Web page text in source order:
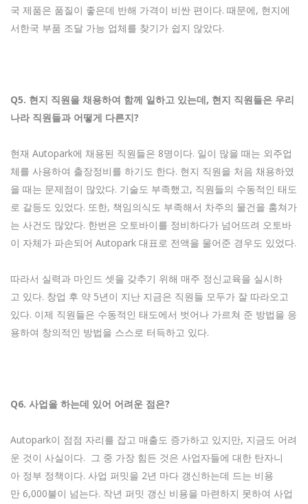
국 제품은 품질이 좋은데 반해 가격이 비싼 편이다. 때문에, 현지에
서한국 부품 조달 가능 업체를 찾기가 쉽지 않았다.
Q5. 현지 직원을 채용하여 함께 일하고 있는데, 현지 직원들은 우리
나라 직원들과 어떻게 다른지?
현재 Autopark에 채용된 직원들은 8명이다. 일이 많을 때는 외주업
체를 사용하여 출장정비를 하기도 한다. 현지 직원을 처음 채용하였
을 때는 문제점이 많았다. 기술도 부족했고, 직원들의 수동적인 태도
로 갈등도 있었다. 또한, 책임의식도 부족해서 차주의 물건을 훔쳐가
는 사건도 많았다. 한번은 오토바이를 정비하다가 넘어뜨려 오토바
이 자체가 파손되어 Autopark 대표로 전액을 물어준 경우도 있었다.
따라서 실력과 마인드 셋을 갖추기 위해 매주 정신교육을 실시하
고 있다. 창업 후 약 5년이 지난 지금은 직원들 모두가 잘 따라오고
있다. 이제 직원들은 수동적인 태도에서 벗어나 가르쳐 준 방법을 응
용하여 창의적인 방법을 스스로 터득하고 있다.
Q6. 사업을 하는데 있어 어려운 점은?
Autopark이 점점 자리를 잡고 매출도 증가하고 있지만, 지금도 어려
운 것이 사실이다. 그 중 가장 힘든 것은 사업자들에 대한 탄자니
아 정부 정책이다. 사업 퍼밋을 2년 마다 갱신하는데 드는 비용
만 6,000불이 넘는다. 작년 퍼밋 갱신 비용을 마련하지 못하여 사업